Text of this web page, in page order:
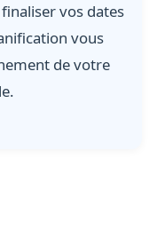
vos dates
vous
de votre